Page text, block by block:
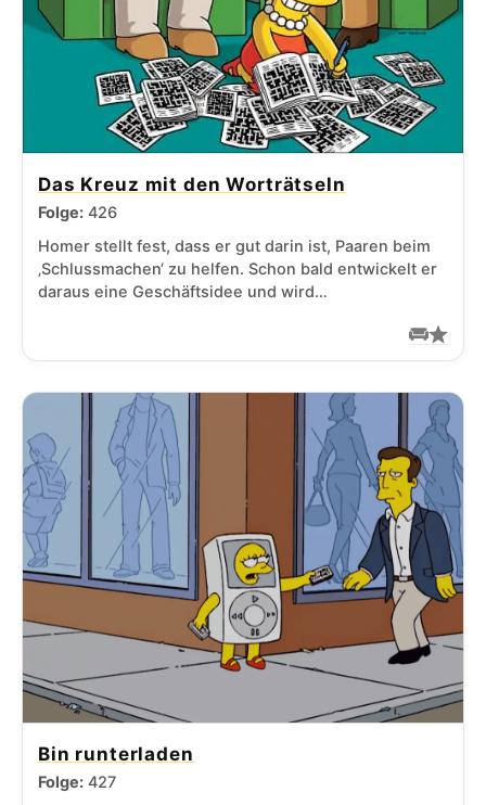
Das Kreuz mit den Worträtseln
Folge: 426
Homer stellt fest, dass er gut darin ist, Paaren beim
‚Schlussmachen‘ zu helfen. Schon bald entwickelt er
daraus eine Geschäftsidee und wird…
Bin runterladen
Folge: 427